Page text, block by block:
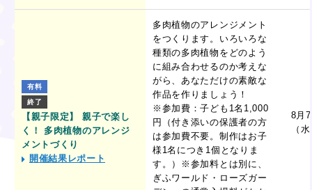
有料
終了
【親子限定】 親子で楽し
く！ 多肉植物のアレンジ
メントづくり
開催結果レポート
多肉植物のアレンジメント
をつくります。いろいろな
種類の多肉植物をどのよう
に組み合わせるのか考えな
がら、あなただけの素敵な
作品を作りましょう！
※参加費：子ども1名1,000
円（付き添いの保護者の方
は参加費不要。制作はお子
様1名につき1個となりま
す。）※参加料とは別に、
ぎふワールド・ローズガー
8月
（